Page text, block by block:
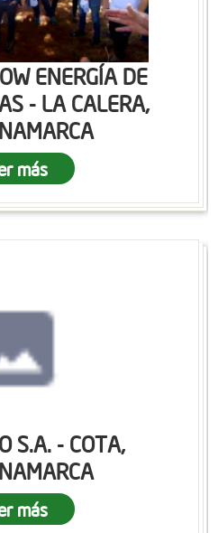
ENERGÍA DE
- LA CALERA,
más
S.A. - COTA,
más